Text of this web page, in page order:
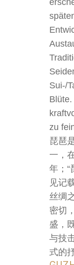
Sui-/
zu
琵琶
一，
年；“
见记
丝绸
密切
盛，
与技
式的